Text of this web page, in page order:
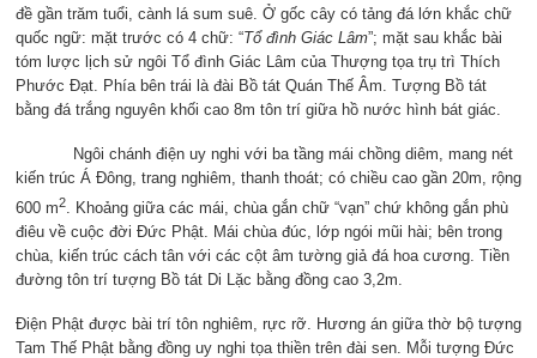
đề gần trăm tuổi, cành lá sum suê. Ở gốc cây có tảng đá lớn khắc chữ
quốc ngữ: mặt trước có 4 chữ: “Tổ đình Giác Lâm”; mặt sau khắc bài
tóm lược lịch sử ngôi Tổ đình Giác Lâm của Thượng tọa trụ trì Thích
Phước Đạt. Phía bên trái là đài Bồ tát Quán Thế Âm. Tượng Bồ tát
bằng đá trắng nguyên khối cao 8m tôn trí giữa hồ nước hình bát giác.
Ngôi chánh điện uy nghi với ba tầng mái chồng diêm, mang nét
kiến trúc Á Đông, trang nghiêm, thanh thoát; có chiều cao gần 20m, rộng
600 m2. Khoảng giữa các mái, chùa gắn chữ “vạn” chứ không gắn phù
điêu về cuộc đời Đức Phật. Mái chùa đúc, lớp ngói mũi hài; bên trong
chùa, kiến trúc cách tân với các cột âm tường giả đá hoa cương. Tiền
đường tôn trí tượng Bồ tát Di Lặc bằng đồng cao 3,2m.
Điện Phật được bài trí tôn nghiêm, rực rỡ. Hương án giữa thờ bộ tượng
Tam Thế Phật bằng đồng uy nghi tọa thiền trên đài sen. Mỗi tượng Đức